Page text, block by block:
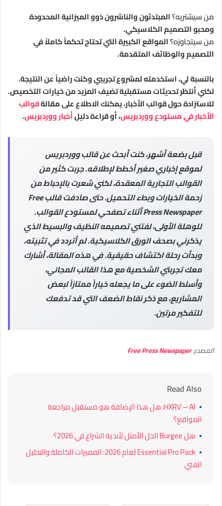
من سيشتريه؟المبتدئون والناشرون ذوو الميزانية المحدودة
ومحبو التصميم الكلاسيكي.
من سيتجاوزه؟المواقع الكبيرة التي تحتاج تحكماً كاملاً في
التصميم والوظائف المتقدمة.
بالنسبة لي، استخدمته لمشروع تجريبي وكنت راضياً عن النتيجة.
لكني أنتظر تحديثات مستقبلية تضيف المزيد من خيارات التخصيص.
للاستزادة حول قوالب الأخبار، يمكنك الاطلاع على مقالةقوالب
الأخبار في مستودع ووردبريس، أو قراءة دليلأخبار ووردبريس.
قبل بضعة أشهر، كنت أبحث عن قالب ووردبريس
لموقع إخباري صغير أخطط لإطلاقه. جربت كثير من
القوالب التجارية المعقدة، لكني شعرت بالإحباط من
زحمة الخيارات وبطء التحميل. حتى صادفت قالب Free
Press Newspaper أثناء تصفحي لمستودع القوالب.
للوهلة الأولى، لفتني تصميمه النظيف والبسيط الذي
يذكرني بصحف الورق الكلاسيكية. لم أتردد في تثبيته،
وبدأت رحلة اكتشاف حقيقية. في هذه المقالة، أشارك
معك تجربتي الشخصية مع هذا القالب المجاني،
وأسلط الضوء على ما يجعله خياراً ممتازاً لبعض
المشاريع، مع ذكر نقاط الضعف التي قد تدفعك
للتفكير مرتين.
المصدر:Free Press Newspaper
Read Also
▪
HXRV – AI: هل هذا الإضافة هو مستقبل مراجعة
المواقع؟
▪ هل Burgee الحل الأمثل لأندية الشراع في 2026؟
▪
Essential Pro Pack لعام 2026: المميزات الكاملة والتحليل
الفني